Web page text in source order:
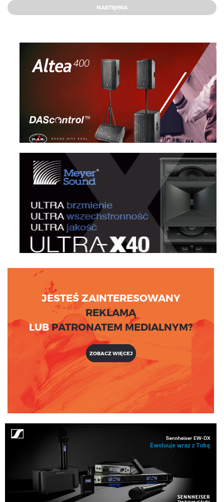
NASTĘPNA
JESTEŚ ZAINTERESOWANY
REKLAMĄ
LUBPATRONATEM MEDIALNYM?
ZOBACZ WIĘCEJ